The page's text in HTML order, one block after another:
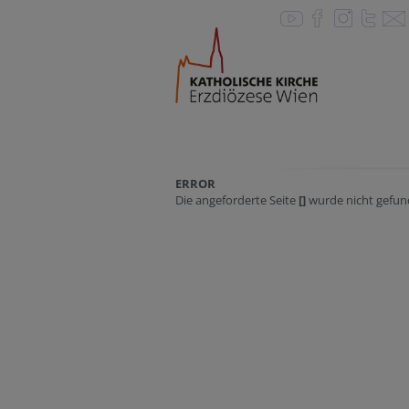
ERROR
Die angeforderte Seite []wurde nicht